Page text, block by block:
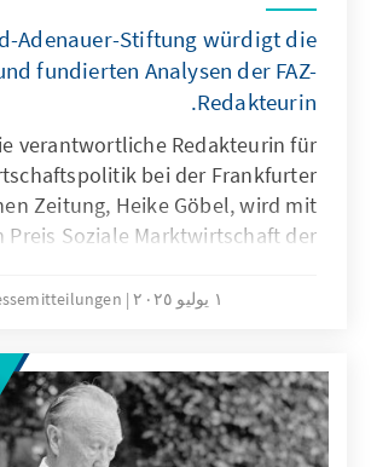
Adenauer-Stiftung würdigt die
fundierten Analysen der FAZ-
Redakteurin.
verantwortliche Redakteurin für
bei der Frankfurter
Zeitung, Heike Göbel, wird mit
Preis Soziale Marktwirtschaft der
Die Preisverleihung findet am
١ يوليو ٢٠٢٥